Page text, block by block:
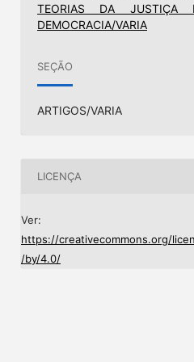
TEORIAS DA JUSTIÇA
DEMOCRACIA/VARIA
SEÇÃO
ARTIGOS/VARIA
LICENÇA
Ver:
https://creativecommons.org/
/by/4.0/